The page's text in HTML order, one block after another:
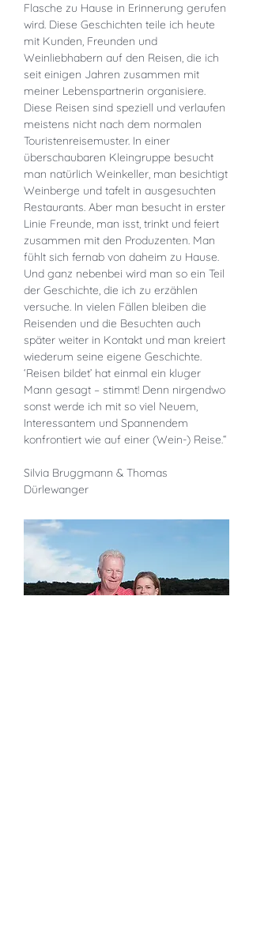
Flasche zu Hause in Erinnerung gerufen
wird. Diese Geschichten teile ich heute
mit Kunden, Freunden und
Weinliebhabern auf den Reisen, die ich
seit einigen Jahren zusammen mit
meiner Lebenspartnerin organisiere.
Diese Reisen sind speziell und verlaufen
meistens nicht nach dem normalen
Touristenreisemuster. In einer
überschaubaren Kleingruppe besucht
man natürlich Weinkeller, man besichtigt
Weinberge und tafelt in ausgesuchten
Restaurants. Aber man besucht in erster
Linie Freunde, man isst, trinkt und feiert
zusammen mit den Produzenten. Man
fühlt sich fernab von daheim zu Hause.
Und ganz nebenbei wird man so ein Teil
der Geschichte, die ich zu erzählen
versuche. In vielen Fällen bleiben die
Reisenden und die Besuchten auch
später weiter in Kontakt und man kreiert
wiederum seine eigene Geschichte.
‘Reisen bildet’ hat einmal ein kluger
Mann gesagt – stimmt! Denn nirgendwo
sonst werde ich mit so viel Neuem,
Interessantem und Spannendem
konfrontiert wie auf einer (Wein-) Reise.“
Silvia Bruggmann & Thomas
Dürlewanger